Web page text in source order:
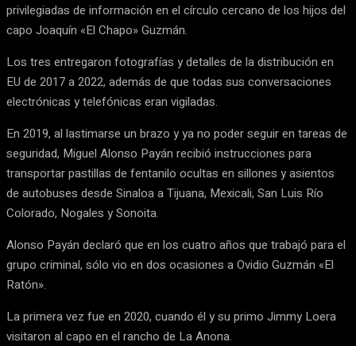
privilegiadas de información en el círculo cercano de los hijos del
capo Joaquín «El Chapo» Guzmán.
Los tres entregaron fotografías y detalles de la distribución en
EU de 2017 a 2022, además de que todas sus conversaciones
electrónicas y telefónicas eran vigiladas.
En 2019, al lastimarse un brazo y ya no poder seguir en tareas de
seguridad, Miguel Alonso Payán recibió instrucciones para
transportar pastillas de fentanilo ocultas en sillones y asientos
de autobuses desde Sinaloa a Tijuana, Mexicali, San Luis Río
Colorado, Nogales y Sonoita.
Alonso Payán declaró que en los cuatro años que trabajó para el
grupo criminal, sólo vio en dos ocasiones a Ovidio Guzmán «El
Ratón».
La primera vez fue en 2020, cuando él y su primo Jimmy Loera
visitaron al capo en el rancho de La Anona.